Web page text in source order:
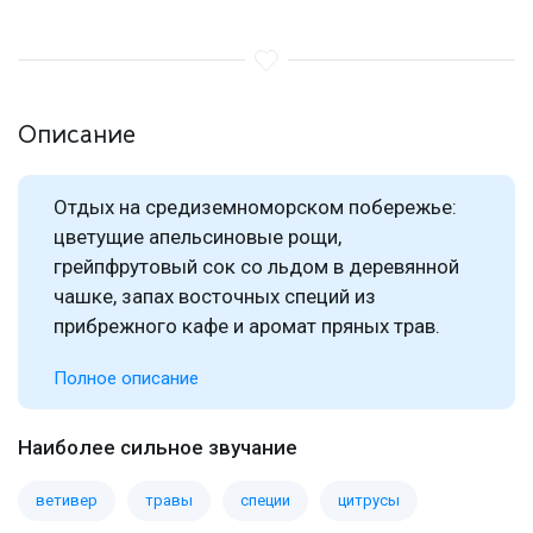
Описание
Отдых на средиземноморском побережье:
цветущие апельсиновые рощи,
грейпфрутовый сок со льдом в деревянной
чашке, запах восточных специй из
прибрежного кафе и аромат пряных трав.
Полное описание
Наиболее сильное звучание
ветивер травы специи цитрусы